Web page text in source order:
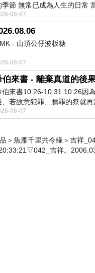
季節 無常已成為人生的日常
心 轉眼驟成昨日 而明晨 太陽
08-07
- 山頂公仔波板糖
08-07
伯來書 - 離棄真道的後
伯來書10:26-10:31 10:26因
、若故意犯罪、贖罪的祭就
戰懼等候審判和那燒滅眾敵人
08-07
＞魚雁千里共今緣＞吉祥
吉祥。